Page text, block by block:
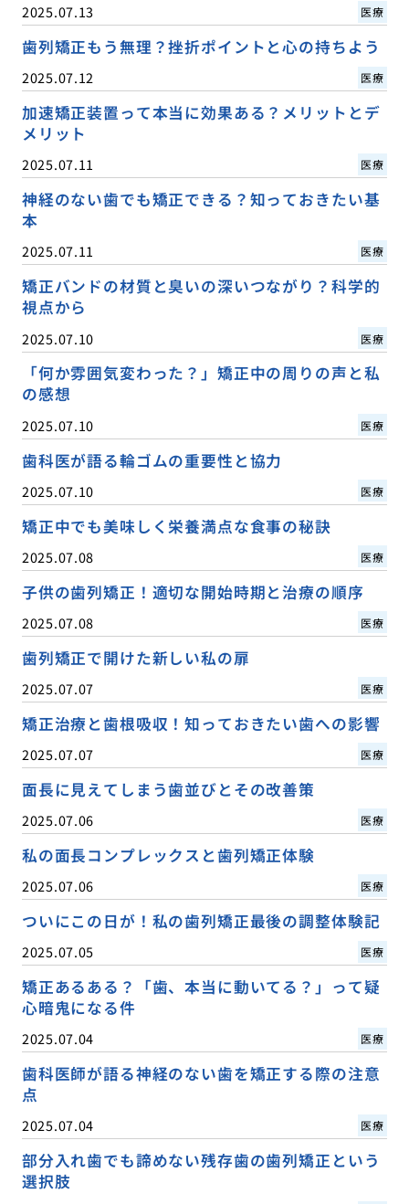
2025.07.13 医療
歯列矯正もう無理？挫折ポイントと心の持ちよう
2025.07.12 医療
加速矯正装置って本当に効果ある？メリットとデ
メリット
2025.07.11 医療
神経のない歯でも矯正できる？知っておきたい基
本
2025.07.11 医療
矯正バンドの材質と臭いの深いつながり？科学的
視点から
2025.07.10 医療
「何か雰囲気変わった？」矯正中の周りの声と私
の感想
2025.07.10 医療
歯科医が語る輪ゴムの重要性と協力
2025.07.10 医療
矯正中でも美味しく栄養満点な食事の秘訣
2025.07.08 医療
子供の歯列矯正！適切な開始時期と治療の順序
2025.07.08 医療
歯列矯正で開けた新しい私の扉
2025.07.07 医療
矯正治療と歯根吸収！知っておきたい歯への影響
2025.07.07 医療
面長に見えてしまう歯並びとその改善策
2025.07.06 医療
私の面長コンプレックスと歯列矯正体験
2025.07.06 医療
ついにこの日が！私の歯列矯正最後の調整体験記
2025.07.05 医療
矯正あるある？「歯、本当に動いてる？」って疑
心暗鬼になる件
2025.07.04 医療
歯科医師が語る神経のない歯を矯正する際の注意
点
2025.07.04 医療
部分入れ歯でも諦めない残存歯の歯列矯正という
選択肢